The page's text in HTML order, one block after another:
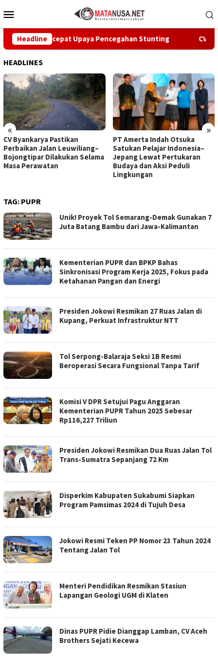
ke
Mobile
Headline
Percepat Upaya Pencegahan Stunting CV
HEADLINES
« »
CV Byankarya Pastikan
Perbaikan Jalan Leuwiliang–
Bojongtipar Dilakukan Selama
Masa Perawatan
PT Amerta Indah Otsuka
Satukan Pelajar Indonesia–
Jepang Lewat Pertukaran
Budaya dan Aksi Peduli
Lingkungan
TAG: PUPR
Unik! Proyek Tol Semarang-Demak Gunakan 7
Juta Batang Bambu dari Jawa-Kalimantan
Kementerian PUPR dan BPKP Bahas
Sinkronisasi Program Kerja 2025, Fokus pada
Ketahanan Pangan dan Energi
Presiden Jokowi Resmikan 27 Ruas Jalan di
Kupang, Perkuat Infrastruktur NTT
Tol Serpong-Balaraja Seksi 1B Resmi
Beroperasi Secara Fungsional Tanpa Tarif
Komisi V DPR Setujui Pagu Anggaran
Kementerian PUPR Tahun 2025 Sebesar
Rp116,227 Triliun
Presiden Jokowi Resmikan Dua Ruas Jalan Tol
Trans-Sumatra Sepanjang 72 Km
Disperkim Kabupaten Sukabumi Siapkan
Program Pamsimas 2024 di Tujuh Desa
Jokowi Resmi Teken PP Nomor 23 Tahun 2024
Tentang Jalan Tol
Menteri Pendidikan Resmikan Stasiun
Lapangan Geologi UGM di Klaten
Dinas PUPR Pidie Dianggap Lamban, CV Aceh
Brothers Sejati Kecewa